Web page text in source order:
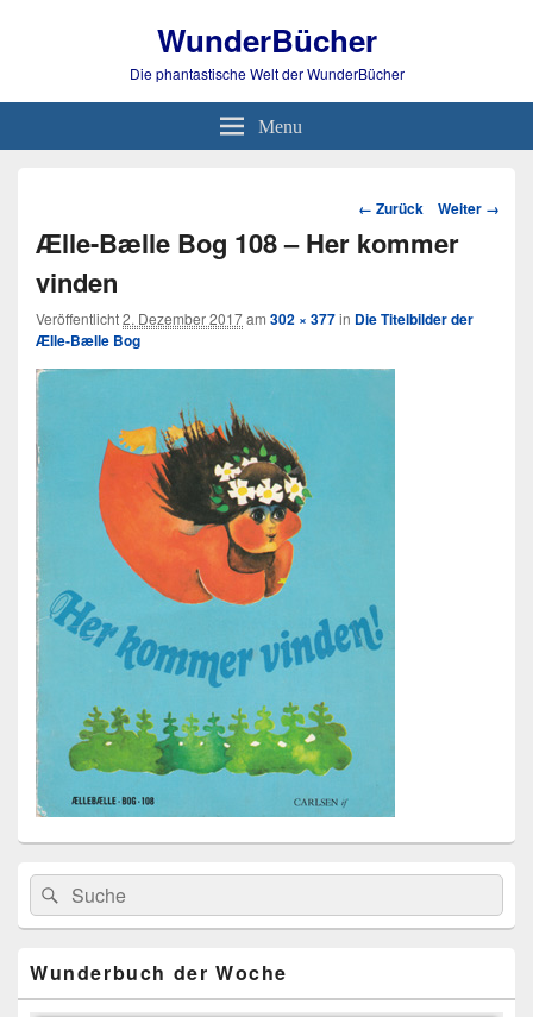
WunderBücher
Die phantastische Welt der WunderBücher
Menu
Bild-
Navigation
← Zurück Weiter →
Ælle-Bælle Bog 108 – Her kommer
vinden
Veröffentlicht2. Dezember 2017am 302 × 377in Die Titelbilder der
Ælle-Bælle Bog
Primärer
Seitenleisten
Widget-
Bereich
Search
for:
Suche
Wunderbuch der Woche